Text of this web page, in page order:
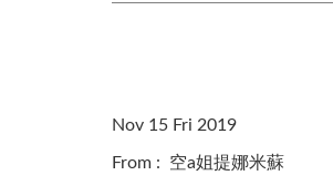
Nov 15 Fri 2019
From : 空a姐提娜米蘇